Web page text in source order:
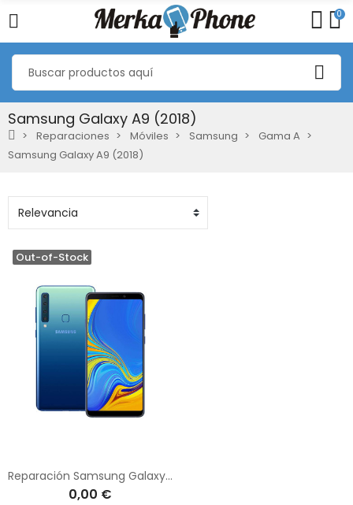
0
Samsung Galaxy A9 (2018)
Reparaciones Móviles Samsung
Gama A
Samsung Galaxy A9 (2018)
Out-of-Stock
Reparación Samsung Galaxy A9 (2018)
0,00 €